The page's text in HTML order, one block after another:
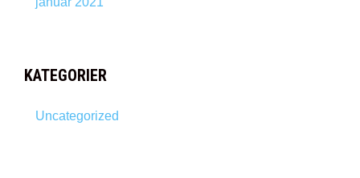
KATEGORIER
Uncategorized